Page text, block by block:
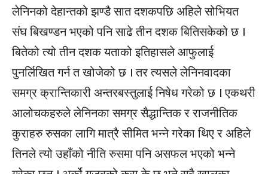
लेनिनको देहान्तको झण्डै सात दशकपछि अहिले सोभियत
संघ बिखण्डन भएको पनि साढे तीन दशक बितिसकेको छ ।
बितेको त्यो तीन दशक यताको इतिहासले आफुलाई
पुनर्लिखित गर्न त खोजेको छ । तर त्यसले लेनिनवादका
समग्र क्रान्तिकारी अन्तरबस्तुलाई निषेध गरेको छ । एकथरी
आलोचकहरुले लेनिनका समग्र सैद्धान्तिक र राजनीतिक
कुराहरु रुसका लागि मात्रै सीमित भन्ने गरेका थिए र अहिले
तिनले त्यो उहाँको नीति रुसमा पनि असफल भएको भन्ने